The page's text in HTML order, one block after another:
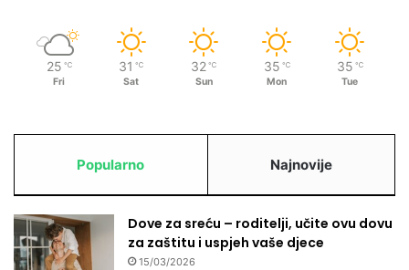
25 ℃
Fri
31 ℃
Sat
32 ℃
Sun
35 ℃
Mon
35 ℃
Tue
Popularno Najnovije
Dove za sreću – roditelji, učite ovu dovu
za zaštitu i uspjeh vaše djece
15/03/2026